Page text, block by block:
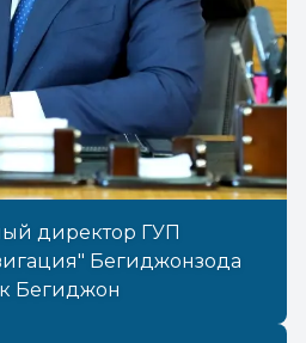
директор ГУП
Бегиджонзода
Бегиджон